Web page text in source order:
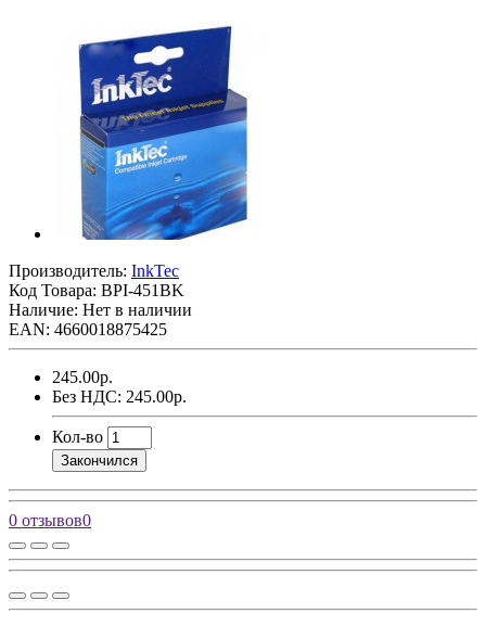
Производитель: InkTec
Код Товара: BPI-451BK
Наличие: Нет в наличии
EAN: 4660018875425
245.00р.
Без НДС: 245.00р.
Кол-во
Закончился
0 отзывов0